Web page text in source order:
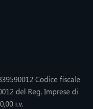
Codice fiscale
del Reg. Imprese di
i.v.